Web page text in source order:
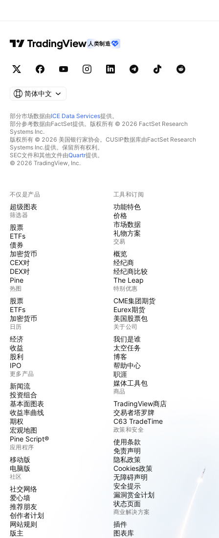
人类制造
简体中文
部分市场数据由ICE Data Services提供。
部分参考数据由FactSet提供。版权所有 © 2026 FactSet Research
Systems Inc.
版权所有 © 2026 美国银行家协会。CUSIP数据库由FactSet Research
Systems Inc.提供。保留所有权利。
SEC文件和其他文件由Quartr提供。
© 2026 TradingView, Inc.
不仅是产品
超级图表
筛选器
股票
ETFs
债券
加密货币
CEX对
DEX对
Pine
热图
股票
ETFs
加密货币
日历
经济
收益
股利
IPO
更多产品
新闻流
投资组合
基本面图表
收益率曲线
期权
宏观地图
Pine Script®
应用程序
移动版
电脑版
社区
社交网络
爱心墙
推荐朋友
创作者计划
网站规则
版主
工具和订阅
功能特色
价格
市场数据
礼物方案
交易
概览
经纪商
经纪商比较
The Leap
特别优惠
CME集团期货
Eurex期货
美国股票包
关于公司
我们是谁
太空任务
博客
帮助中心
职涯
媒体工具包
商品
TradingView商店
交易者塔罗牌
C63 TradeTime
政策和安全
使用条款
免责声明
隐私政策
Cookies政策
无障碍声明
安全提示
漏洞赏金计划
状态页面
商业解决方案
插件
图表库